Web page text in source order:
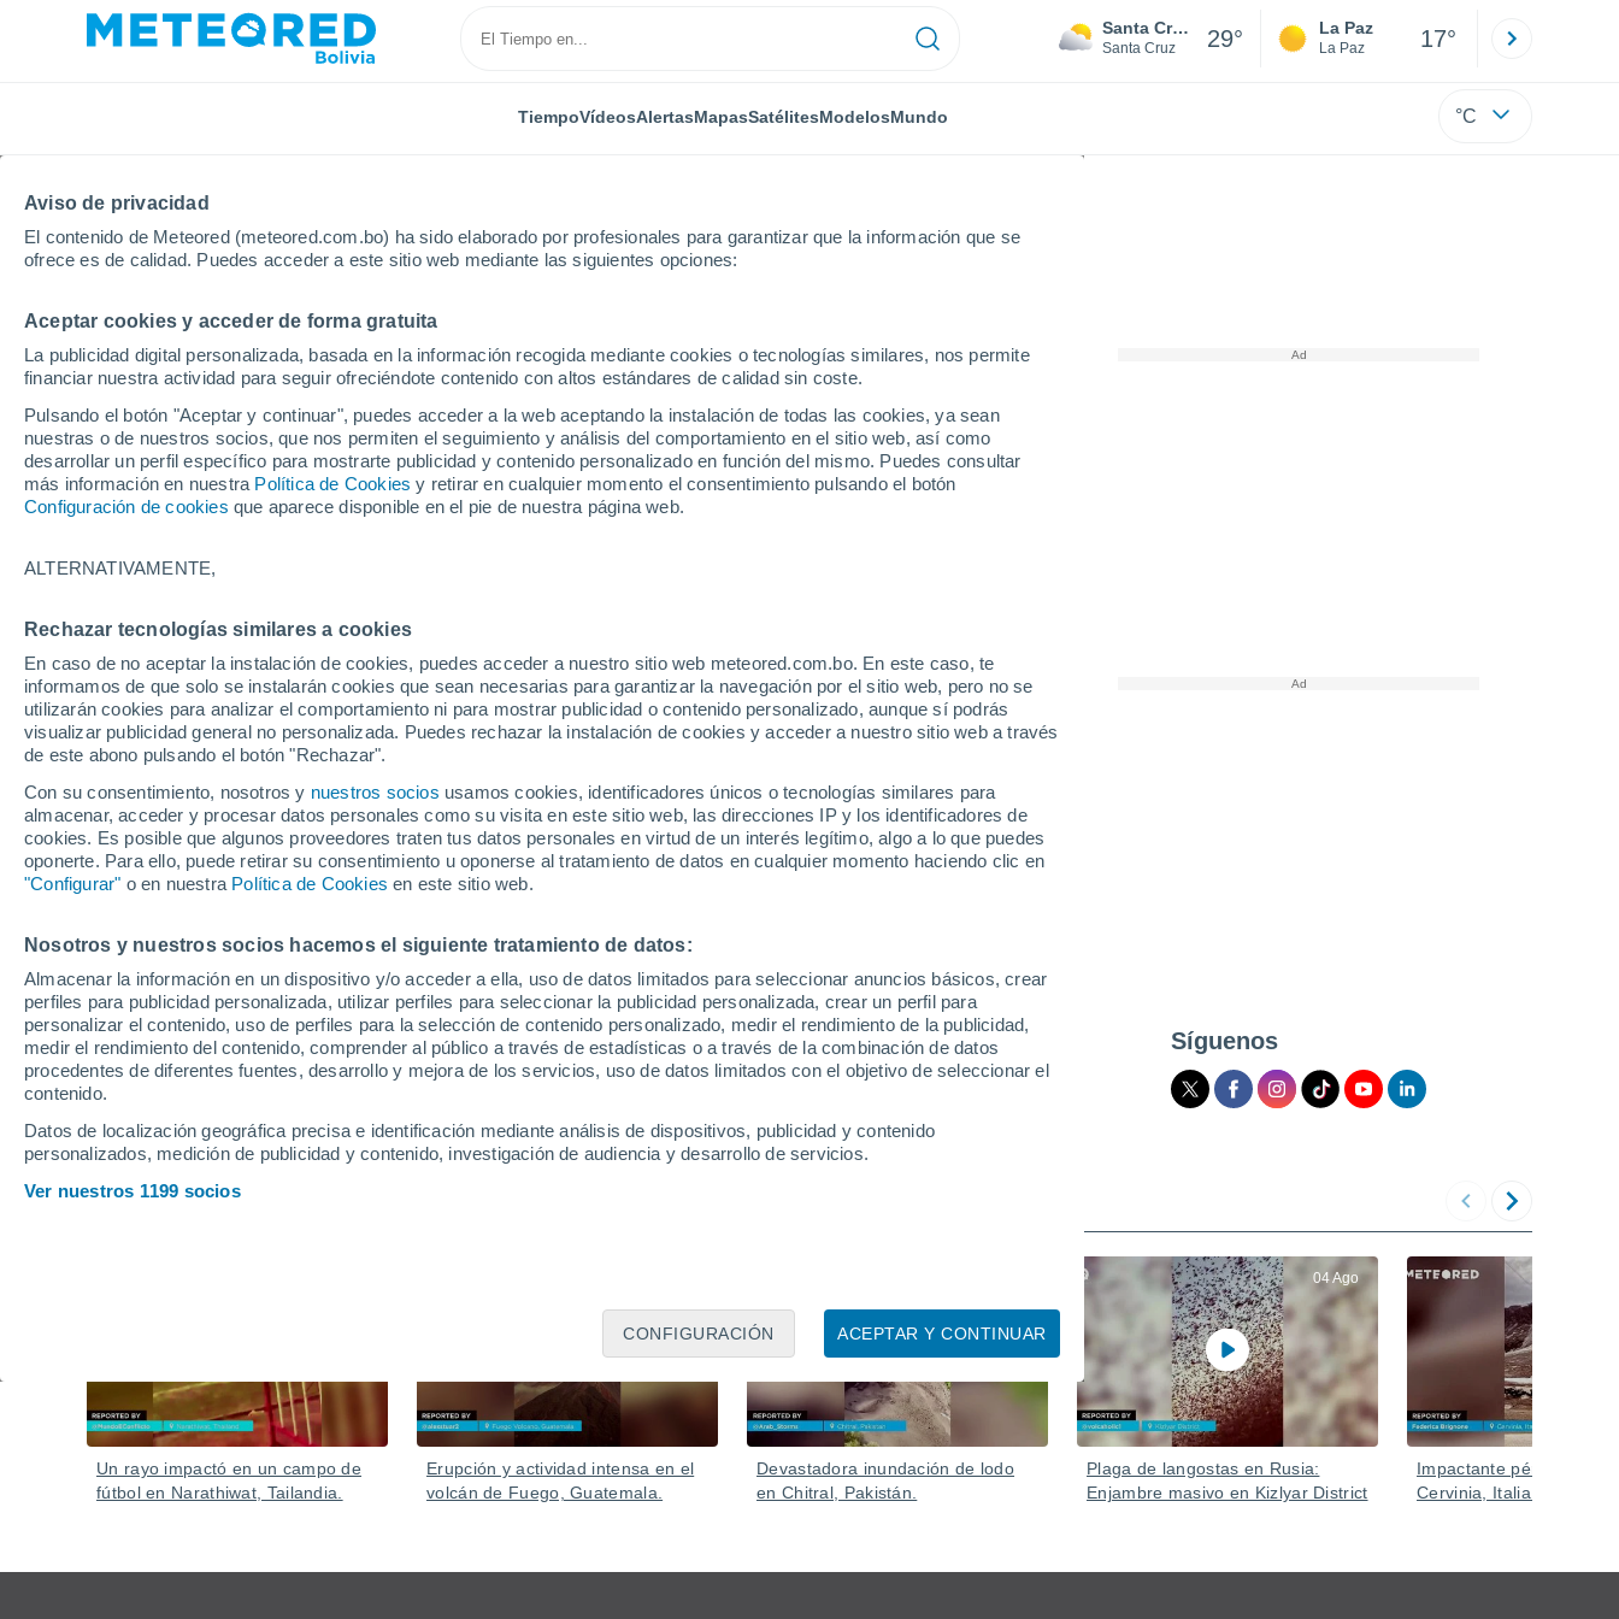
Aviso de privacidad
El contenido de Meteored (meteored.com.bo) ha sido elaborado por profesionales para garantizar que la información que se
ofrece es de calidad. Puedes acceder a este sitio web mediante las siguientes opciones:
Aceptar cookies y acceder de forma gratuita
La publicidad digital personalizada, basada en la información recogida mediante cookies o tecnologías similares, nos permite
financiar nuestra actividad para seguir ofreciéndote contenido con altos estándares de calidad sin coste.
Pulsando el botón "Aceptar y continuar", puedes acceder a la web aceptando la instalación de todas las cookies, ya sean
nuestras o de nuestros socios, que nos permiten el seguimiento y análisis del comportamiento en el sitio web, así como
desarrollar un perfil específico para mostrarte publicidad y contenido personalizado en función del mismo. Puedes consultar
más información en nuestra Política de Cookies y retirar en cualquier momento el consentimiento pulsando el botón
Configuración de cookies que aparece disponible en el pie de nuestra página web.
ALTERNATIVAMENTE,
Rechazar tecnologías similares a cookies
En caso de no aceptar la instalación de cookies, puedes acceder a nuestro sitio web meteored.com.bo. En este caso, te
informamos de que solo se instalarán cookies que sean necesarias para garantizar la navegación por el sitio web, pero no se
utilizarán cookies para analizar el comportamiento ni para mostrar publicidad o contenido personalizado, aunque sí podrás
visualizar publicidad general no personalizada. Puedes rechazar la instalación de cookies y acceder a nuestro sitio web a través
de este abono pulsando el botón "Rechazar".
Con su consentimiento, nosotros y nuestros socios usamos cookies, identificadores únicos o tecnologías similares para
almacenar, acceder y procesar datos personales como su visita en este sitio web, las direcciones IP y los identificadores de
cookies. Es posible que algunos proveedores traten tus datos personales en virtud de un interés legítimo, algo a lo que puedes
oponerte. Para ello, puede retirar su consentimiento u oponerse al tratamiento de datos en cualquier momento haciendo clic en
"Configurar" o en nuestra Política de Cookies en este sitio web.
Nosotros y nuestros socios hacemos el siguiente tratamiento de datos:
Almacenar la información en un dispositivo y/o acceder a ella, uso de datos limitados para seleccionar anuncios básicos, crear
perfiles para publicidad personalizada, utilizar perfiles para seleccionar la publicidad personalizada, crear un perfil para
personalizar el contenido, uso de perfiles para la selección de contenido personalizado, medir el rendimiento de la publicidad,
medir el rendimiento del contenido, comprender al público a través de estadísticas o a través de la combinación de datos
procedentes de diferentes fuentes, desarrollo y mejora de los servicios, uso de datos limitados con el objetivo de seleccionar el
contenido.
Datos de localización geográfica precisa e identificación mediante análisis de dispositivos, publicidad y contenido
personalizados, medición de publicidad y contenido, investigación de audiencia y desarrollo de servicios.
Ver nuestros 1199 socios
ACEPTAR Y CONTINUAR
CONFIGURACIÓN
Santa Cruz de la Sierra
Santa Cruz 29° La Paz
La Paz 17°
TiempoVídeosAlertasMapasSatélitesModelosMundo °C
Inicio Vídeos Varias supercélulas causan estragos en la región del Véneto, Italia
Varias supercélulas causan estragos en la
región del Véneto, Italia
En las últimas horas se han formado tormentas muy organizadas en la zona, dejando a su paso fenómenos
extremo y grandes daños materiales en varias poblaciones.
Síguenos
Vídeos
Un rayo impactó en un campo de
fútbol en Narathiwat, Tailandia.
Erupción y actividad intensa en el
volcán de Fuego, Guatemala.
Devastadora inundación de lodo
en Chitral, Pakistán.
04 Ago
Plaga de langostas en Rusia:
Enjambre masivo en Kizlyar District
Impactante pérdida de
Cervinia, Italia.